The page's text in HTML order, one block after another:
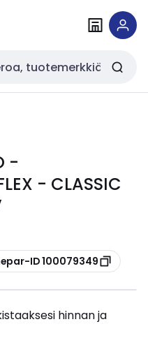
-
- CLASSIC
ID 100079349
hinnan ja